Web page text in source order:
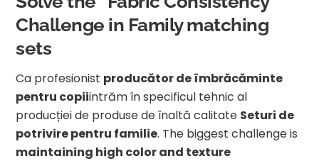
Challenge in Family matching
sets
Ca profesionist producător de îmbrăcăminte
pentru copiiintrăm în specificul tehnic al
producției de produse de înaltă calitate Seturi de
potrivire pentru familie. The biggest challenge is
maintaining high color and texture